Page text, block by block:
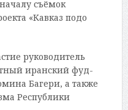
съёмок
«Кавказ подо
руководитель
иранский фуд-
Багери, а также
Республики